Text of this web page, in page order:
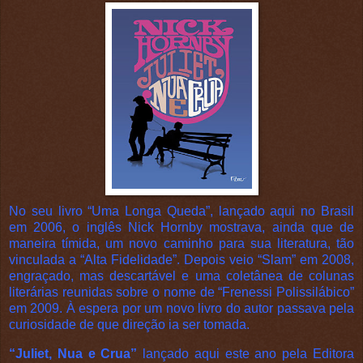
No seu livro “Uma Longa Queda”, lançado aqui no Brasil
em 2006, o inglês Nick Hornby mostrava, ainda que de
maneira tímida, um novo caminho para sua literatura, tão
vinculada a “Alta Fidelidade”. Depois veio “Slam” em 2008,
engraçado, mas descartável e uma coletânea de colunas
literárias reunidas sobre o nome de “Frenessi Polissilábico”
em 2009. À espera por um novo livro do autor passava pela
curiosidade de que direção ia ser tomada.
“Juliet, Nua e Crua” lançado aqui este ano pela Editora